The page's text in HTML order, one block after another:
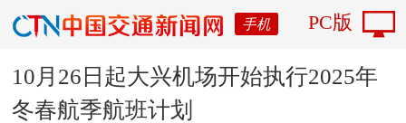
手机 PC版
10月26日起大兴机场开始执行2025年
冬春航季航班计划